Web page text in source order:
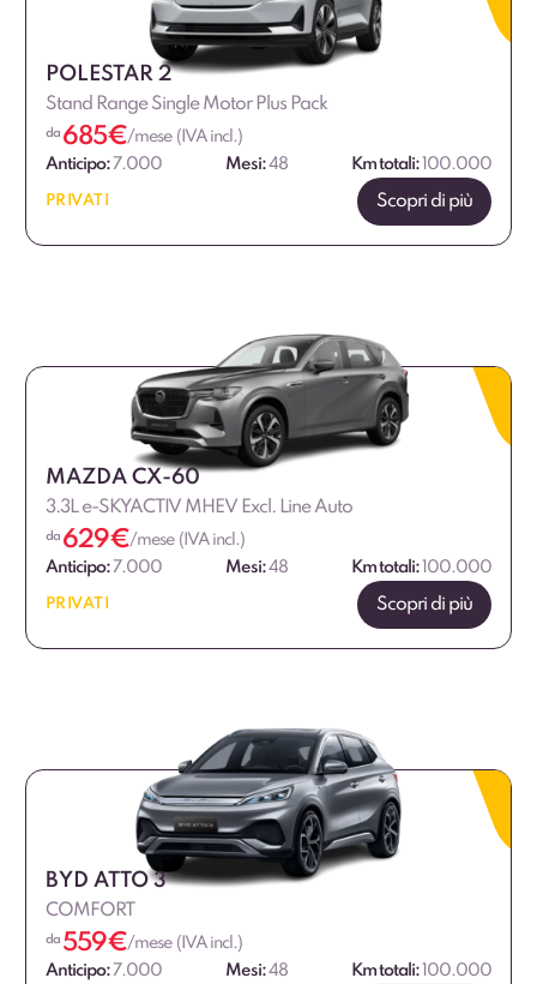
POLESTAR 2
Stand Range Single Motor Plus Pack
da 685€/mese (IVA incl.)
Anticipo: 7.000 Mesi:48 Km totali: 100.000
PRIVATI Scopri di più
MAZDA CX-60
3.3L e-SKYACTIV MHEV Excl. Line Auto
da 629€/mese (IVA incl.)
Anticipo: 7.000 Mesi:48 Km totali: 100.000
PRIVATI Scopri di più
BYD ATTO 3
COMFORT
da 559€/mese (IVA incl.)
Anticipo: 7.000 Mesi:48 Km totali: 100.000